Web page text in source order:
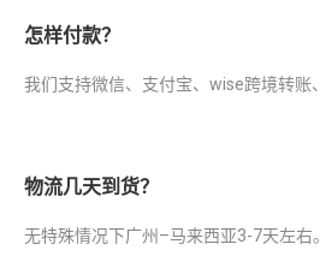
怎样付款？
我们支持微信、支付宝、wise跨境转账
物流几天到货？
无特殊情况下广州–马来西亚3-7天左右。